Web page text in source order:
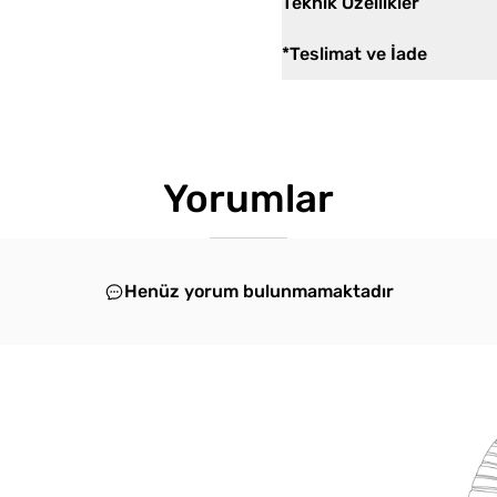
*Teslimat ve İade
Yorumlar
Henüz yorum bulunmamaktadır